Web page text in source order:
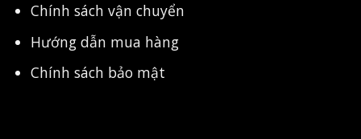
Chính sách vận chuyển
Hướng dẫn mua hàng
Chính sách bảo mật